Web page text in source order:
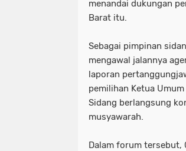
menandai dukungan
Barat itu.
Sebagai pimpinan
mengawal jalannya
laporan
pemilihan Ketua
Sidang berlangsung
musyawarah.
Dalam forum tersebut,